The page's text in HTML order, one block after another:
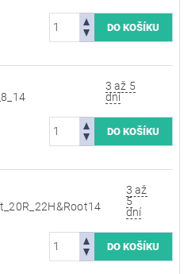
3 až 5
dní
3 až
5
dní